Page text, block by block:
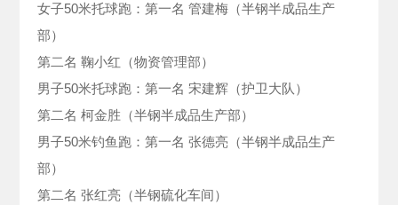
女子50米托球跑：第一名 管建梅（半钢半成品生产
部）
第二名 鞠小红（物资管理部）
男子50米托球跑：第一名 宋建辉（护卫大队）
第二名 柯金胜（半钢半成品生产部）
男子50米钓鱼跑：第一名 张德亮（半钢半成品生产
部）
第二名 张红亮（半钢硫化车间）